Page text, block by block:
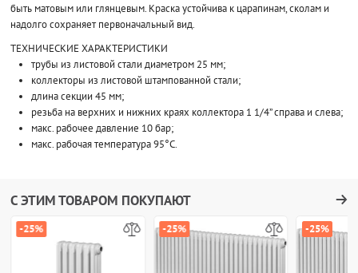
быть матовым или глянцевым. Краска устойчива к царапинам, сколам и
надолго сохраняет первоначальный вид.
ТЕХНИЧЕСКИЕ ХАРАКТЕРИСТИКИ
трубы из листовой стали диаметром 25 мм;
коллекторы из листовой штампованной стали;
длина секции 45 мм;
резьба на верхних и нижних краях коллектора 1 1/4” справа и слева;
макс. рабочее давление 10 бар;
макс. рабочая температура 95°C.
С ЭТИМ ТОВАРОМ ПОКУПАЮТ
-25% -25% -25%